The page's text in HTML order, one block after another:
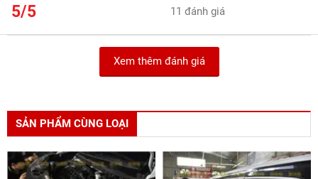
5/5 11 đánh giá
Xem thêm đánh giá
SẢN PHẨM CÙNG LOẠI